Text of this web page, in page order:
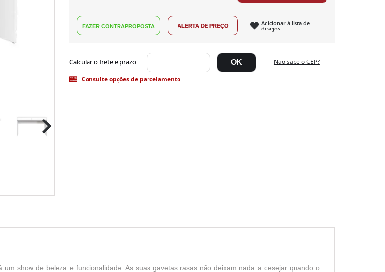
Adicionar à lista de
desejos
Não sabe o CEP?
Consulte opções de parcelamento
show de beleza e funcionalidade. As suas gavetas rasas não deixam nada a desejar quando o